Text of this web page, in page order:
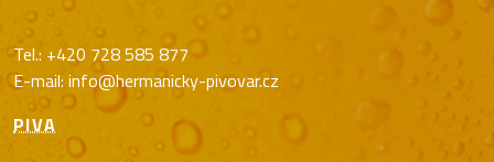
Tel.: +420 728 585 877
E-mail: info@hermanicky-pivovar.cz
PIVA